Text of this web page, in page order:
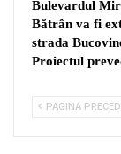
Bulevardul
Bătrân va fi
strada
Proiectul
PAGINA